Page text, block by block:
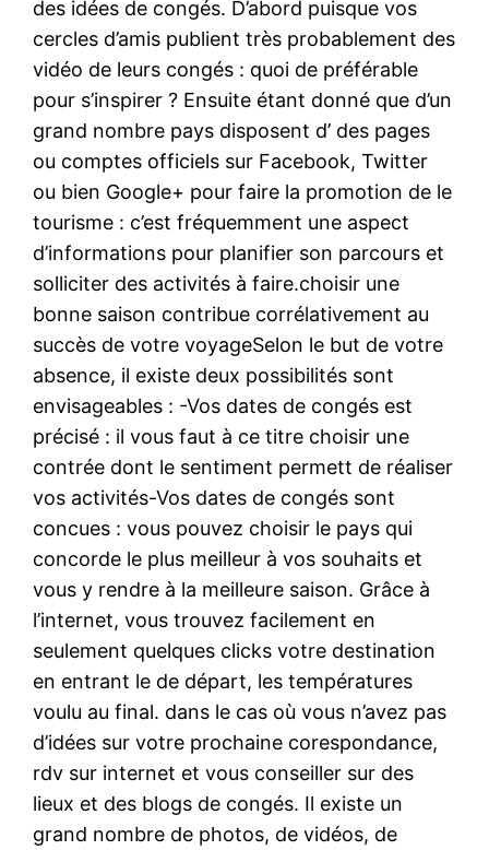
des idées de congés. D’abord puisque vos
cercles d’amis publient très probablement des
vidéo de leurs congés : quoi de préférable
pour s’inspirer ? Ensuite étant donné que d’un
grand nombre pays disposent d’ des pages
ou comptes officiels sur Facebook, Twitter
ou bien Google+ pour faire la promotion de le
tourisme : c’est fréquemment une aspect
d’informations pour planifier son parcours et
solliciter des activités à faire.choisir une
bonne saison contribue corrélativement au
succès de votre voyageSelon le but de votre
absence, il existe deux possibilités sont
envisageables : -Vos dates de congés est
précisé : il vous faut à ce titre choisir une
contrée dont le sentiment permett de réaliser
vos activités-Vos dates de congés sont
concues : vous pouvez choisir le pays qui
concorde le plus meilleur à vos souhaits et
vous y rendre à la meilleure saison. Grâce à
l’internet, vous trouvez facilement en
seulement quelques clicks votre destination
en entrant le de départ, les températures
voulu au final. dans le cas où vous n’avez pas
d’idées sur votre prochaine corespondance,
rdv sur internet et vous conseiller sur des
lieux et des blogs de congés. Il existe un
grand nombre de photos, de vidéos, de